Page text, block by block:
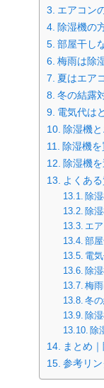
エアコン
除湿機の
部屋干し
梅雨は除
夏はエア
冬の結露
電気代は
除湿機
除湿機
除湿機
よくあ
除
除
エ
部
電
除
梅
冬
除
除
まとめ
参考リン